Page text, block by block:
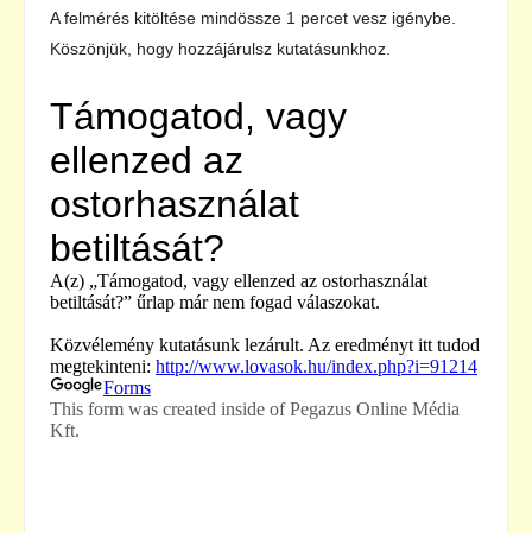
A felmérés kitöltése mindössze 1 percet vesz igénybe.
Köszönjük, hogy hozzájárulsz kutatásunkhoz.